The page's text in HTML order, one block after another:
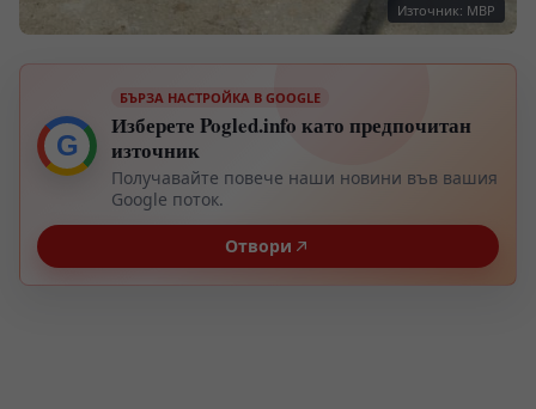
Източник: МВР
G
БЪРЗА НАСТРОЙКА В GOOGLE
Изберете Pogled.info като предпочитан
източник
Получавайте повече наши новини във вашия
Google поток.
Отвори